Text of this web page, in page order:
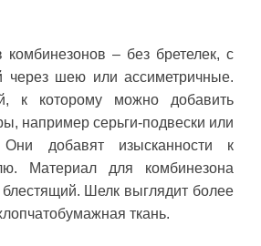
комбинезонов – без бретелек, с
через шею или ассиметричные.
к которому можно добавить
например серьги-подвески или
Они добавят изысканности к
Материал для комбинезона
Шелк выглядит более
ткань.